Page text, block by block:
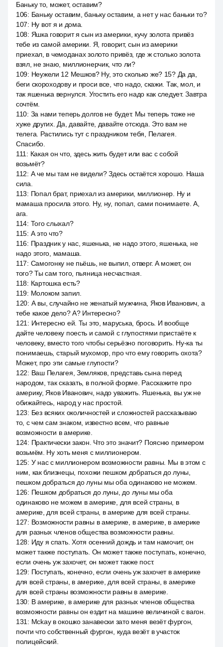
Баньку то, может, оставим?
106: Баньку оставим, баньку оставим, а нет у нас баньки то?
107: Ну вот я и дома.
108: Яшка говорит я сын из америки, кучу золота привёз
тебе из самой америки. Я, говорит, сын из америки
приехал, в чемоданах золото привёз, где ж столько золота
взял, не знаю, миллионерчик, что ли?
109: Неужели 12 Мешков? Ну, это сколько же? 15? Да да,
беги скороходову и проси все, что надо, скажи. Так, мол, и
так яшенька вернулся. Угостить его надо как следует. Завтра
сочтём.
110: За нами теперь долгов не будет. Мы теперь тоже не
хуже других. Да, давайте, давайте отсюда. Это вам не
телега. Растились тут с праздником тебя, Пелагея.
Спасибо.
111 : Какая он что, здесь жить будет или вас с собой
возьмёт?
112: А че мы там не видели? Здесь остаётся хорошо. Наша
сила.
113: Попал брат, приехал из америки, миллионер. Ну и
мамаша просила этого. Ну, ну, попал, сами понимаете. А,
ага.
114: Того слыхал?
115: А это что?
116: Праздник у нас, яшенька, не надо этого, яшенька, не
надо этого, мамаша.
117: Самогонку не пьёшь, не выпил, отверг. А может, он
того? Ты сам того, пьяница несчастная.
118: Картошка есть?
119: Молоком запил.
120: А вы, случайно не женатый мужчина, Яков Иванович, а
тебе какое дело? А? Интересно?
121 : Интересно ей. Ты это, маруська, брось. И вообще
дайте человеку поесть и самой с глупостями пристаёте к
человеку, вместо того чтобы серьёзно поговорить. Ну-ка ты
понимаешь, старый мухомор, про что ему говорить охота?
Может, про эти самые глупости?
122: Ваш Пелагея, Земляков, представь сына перед
народом, так сказать, в полной форме. Расскажите про
америку, Яков Иванович, надо уважить. Яшенька, вы уж не
обижайтесь, народ у нас простой.
123: Без всяких околичностей и сложностей рассказываю
то, с чем сам знаком, известно всем, что равные
возможности в америке.
124: Практически закон. Что это значит? Поясню примером
возьмём. Ну хоть меня с миллионером.
125: У нас с миллионером возможности равны. Мы в этом с
ним, как близнецы, похожи пешком добраться до луны,
пешком добраться до луны мы оба одинаково не можем.
126: Пешком добраться до луны, до луны мы оба
одинаково не можем в америке, для всей страны, в
америке, для всей страны, в америке для всей страны.
127: Возможности равны в америке, в америке, в америке
для разных членов общества возможности равны.
128: Иду я спать. Хотя осенний дождь и там намочит, он
может также поступать. Он может также поступать, конечно,
если очень уж захочет, он может также пост.
129: Поступать, конечно, если очень уж захочет в америке
для всей страны, в америке, для всей страны, в америке
для всей страны возможности равны в америке.
130: В америке, в америке для разных членов общества
возможности равны он ездит на машине величиной с вагон.
131 : Mckay в окошко занавески зато меня везёт фургон,
почти что собственный фургон, куда везёт в участок
полицейский.